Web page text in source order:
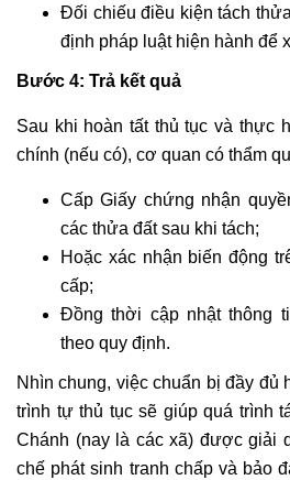
Đối chiếu điều kiện tách
định pháp luật hiện hành để
Bước 4: Trả kết quả
Sau khi hoàn tất thủ tục và thực
chính (nếu có), cơ quan có thẩm
Cấp Giấy chứng nhận
các thửa đất sau khi tách;
Hoặc xác nhận biến động
cấp;
Đồng thời cập nhật thông
theo quy định.
Nhìn chung, việc chuẩn bị đầy đủ
trình tự thủ tục sẽ giúp quá trình
Chánh (nay là các xã) được giải
chế phát sinh tranh chấp và bảo